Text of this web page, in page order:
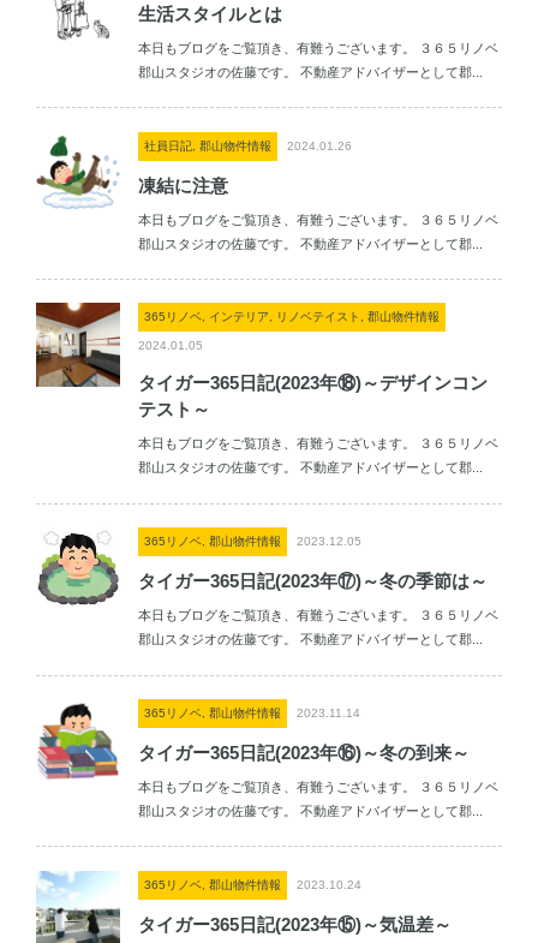
生活スタイルとは
本日もブログをご覧頂き、有難うございます。 ３６５リノベ
郡山スタジオの佐藤です。 不動産アドバイザーとして郡...
社員日記, 郡山物件情報 2024.01.26
凍結に注意
本日もブログをご覧頂き、有難うございます。 ３６５リノベ
郡山スタジオの佐藤です。 不動産アドバイザーとして郡...
365リノベ, インテリア, リノベテイスト, 郡山物件情報
2024.01.05
タイガー365日記(2023年⑱)～デザインコン
テスト～
本日もブログをご覧頂き、有難うございます。 ３６５リノベ
郡山スタジオの佐藤です。 不動産アドバイザーとして郡...
365リノベ, 郡山物件情報 2023.12.05
タイガー365日記(2023年⑰)～冬の季節は～
本日もブログをご覧頂き、有難うございます。 ３６５リノベ
郡山スタジオの佐藤です。 不動産アドバイザーとして郡...
365リノベ, 郡山物件情報 2023.11.14
タイガー365日記(2023年⑯)～冬の到来～
本日もブログをご覧頂き、有難うございます。 ３６５リノベ
郡山スタジオの佐藤です。 不動産アドバイザーとして郡...
365リノベ, 郡山物件情報 2023.10.24
タイガー365日記(2023年⑮)～気温差～